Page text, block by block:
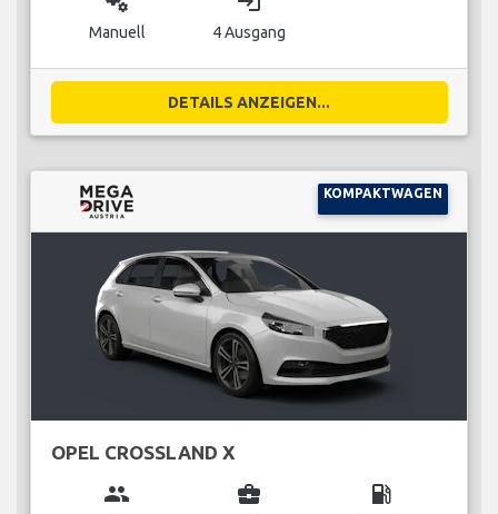
Manuell 4 Ausgang
DETAILS ANZEIGEN...
KOMPAKTWAGEN
OPEL CROSSLAND X
group business_center local_gas_station